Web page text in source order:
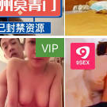
VIP